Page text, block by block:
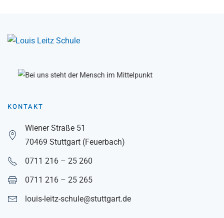
KONTAKT
Wiener Straße 51
70469 Stuttgart (Feuerbach)
0711 216 – 25 260
0711 216 – 25 265
louis-leitz-schule@stuttgart.de